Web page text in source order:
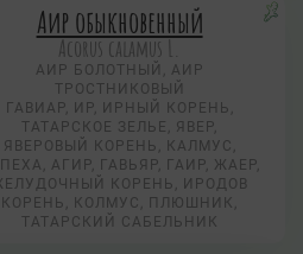
Аир обыкновенный
Acorus calamus L.
АИР БОЛОТНЫЙ, АИР
ТРОСТНИКОВЫЙ
ГАВИАР, ИР, ИРНЫЙ КОРЕНЬ,
ТАТАРСКОЕ ЗЕЛЬЕ, ЯВЕР,
ЯВЕРОВЫЙ КОРЕНЬ, КАЛМУС,
АГИР, ГАВЬЯР, ГАИР, ЖАЕР,
КОРЕНЬ, ИРОДОВ
КОРЕНЬ, КОЛМУС, ПЛЮШНИК,
ТАТАРСКИЙ САБЕЛЬНИК